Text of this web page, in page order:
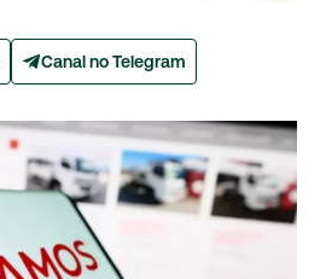
Canal no Telegram